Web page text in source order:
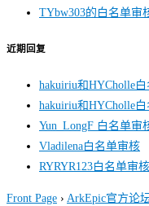
TYbw303的白名单审
近期回复
hakuiriu和HYCholle
hakuiriu和HYCholle
Yun_LongF 白名单审
Vladilena白名单审核
RYRYR123白名单审核
Front Page › ArkEpic官方论